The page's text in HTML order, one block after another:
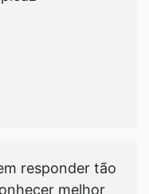
responder tão
melhor